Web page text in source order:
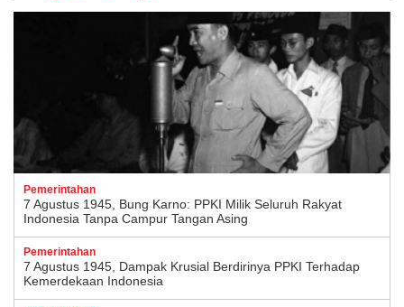
Pemerintahan
7 Agustus 1945, Bung Karno: PPKI Milik Seluruh Rakyat
Indonesia Tanpa Campur Tangan Asing
Pemerintahan
7 Agustus 1945, Dampak Krusial Berdirinya PPKI Terhadap
Kemerdekaan Indonesia